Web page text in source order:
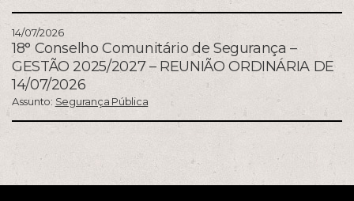
14/07/2026
18° Conselho Comunitário de Segurança –
GESTÃO 2025/2027 – REUNIÃO ORDINÁRIA DE
14/07/2026
Assunto: Segurança Pública